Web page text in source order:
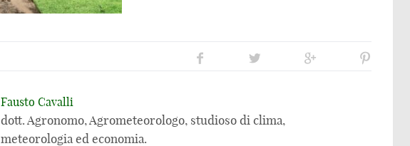
Fausto Cavalli
dott. Agronomo, Agrometeorologo, studioso di clima,
meteorologia ed economia.